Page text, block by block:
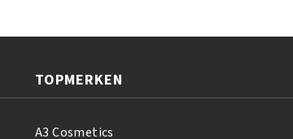
ml
aantal
TOPMERKEN
A3 Cosmetics